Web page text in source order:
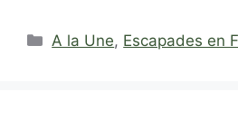
Catégories
A la Une, Escapades en